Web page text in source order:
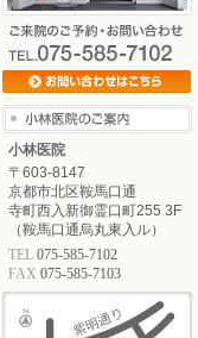
小林医院
〒603-8147
京都市北区鞍馬口通
寺町西入新御霊口町255 3F
（鞍馬口通烏丸東入ル）
TEL 075-585-7102
FAX 075-585-7103